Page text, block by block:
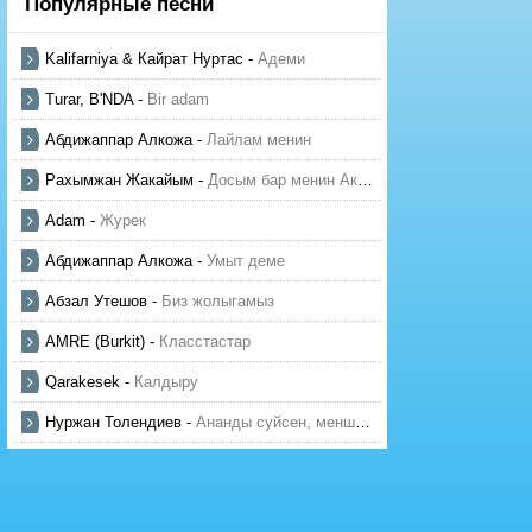
Kalifarniya & Кайрат Нуртас - Адеми
Turar, B'NDA- Bir adam
Абдижаппар Алкожа- Лайлам менин
Рахымжан Жакайым - Досым бар менин Актауда
Adam - Журек
Абдижаппар Алкожа- Умыт деме
Абзал Утешов - Биз жолыгамыз
AMRE (Burkit) - Класстастар
Qarakesek - Калдыру
Нуржан Толендиев - Ананды суйсен, менше суй